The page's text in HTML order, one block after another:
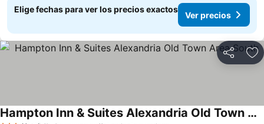
Elige fechas para ver los precios exactos
Ver precios
Compartir
Hampton Inn & Suites Alexandria Old Town Area South